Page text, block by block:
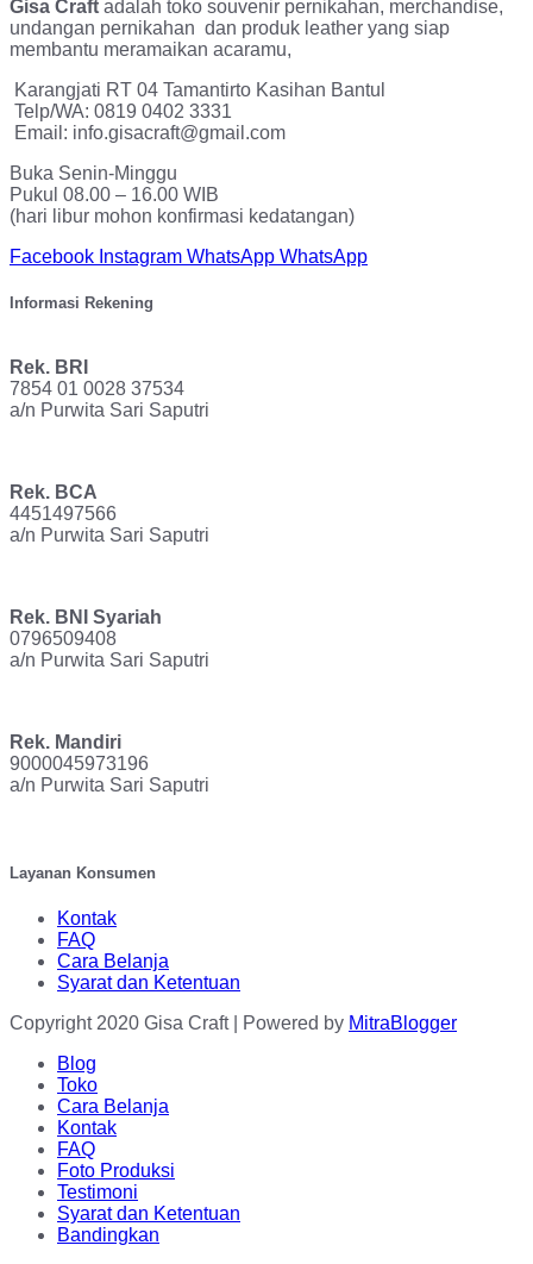
Gisa Craft adalah toko souvenir pernikahan, merchandise,
undangan pernikahan dan produk leather yang siap
membantu meramaikan acaramu,
Karangjati RT 04 Tamantirto Kasihan Bantul
Telp/WA: 0819 0402 3331
Email: info.gisacraft@gmail.com
Buka Senin-Minggu
Pukul 08.00 – 16.00 WIB
(hari libur mohon konfirmasi kedatangan)
Facebook Instagram WhatsApp WhatsApp
Informasi Rekening
Rek. BRI
7854 01 0028 37534
a/n Purwita Sari Saputri
Rek. BCA
4451497566
a/n Purwita Sari Saputri
Rek. BNI Syariah
0796509408
a/n Purwita Sari Saputri
Rek. Mandiri
9000045973196
a/n Purwita Sari Saputri
Layanan Konsumen
Kontak
FAQ
Cara Belanja
Syarat dan Ketentuan
Copyright 2020 Gisa Craft | Powered by MitraBlogger
Blog
Toko
Cara Belanja
Kontak
FAQ
Foto Produksi
Testimoni
Syarat dan Ketentuan
Bandingkan